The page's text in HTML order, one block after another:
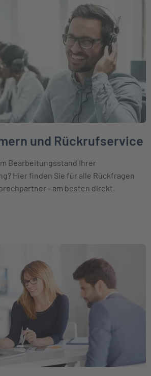
und Rückrufservice
und Rückrufservice
Bearbeitungsstand Ihrer
Hier finden Sie für alle Rückfragen
- am besten direkt.
und Rückrufservice erfahren